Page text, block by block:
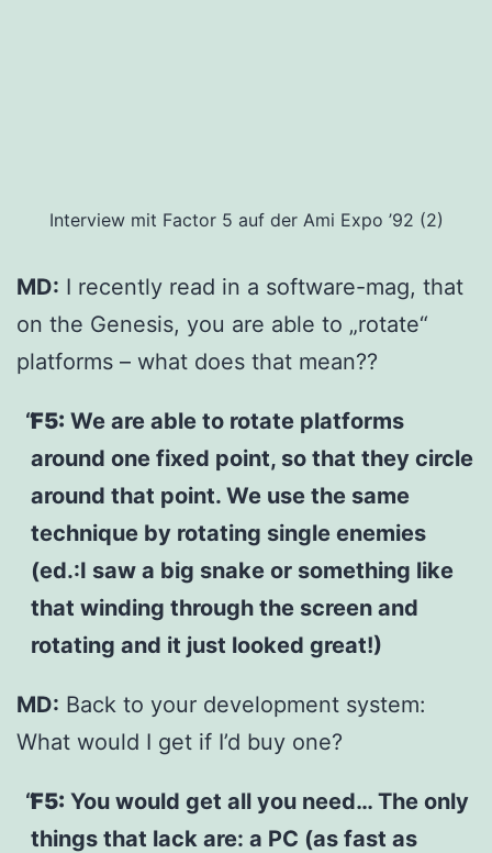
Interview mit Factor 5 auf der Ami Expo ’92 (2)
MD: I recently read in a software-mag, that
on the Genesis, you are able to „rotate“
platforms – what does that mean??
F5: We are able to rotate platforms
around one fixed point, so that they circle
around that point. We use the same
technique by rotating single enemies
(ed.:I saw a big snake or something like
that winding through the screen and
rotating and it just looked great!)
MD: Back to your development system:
What would I get if I’d buy one?
F5: You would get all you need… The only
things that lack are: a PC (as fast as